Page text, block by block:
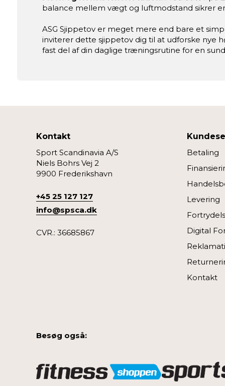
forbedre den.
Vi anvender også første- og
eller klik på “Tilpas” for at
balance mellem vægt og luftmodstand sikrer
ASG Sjippetov er meget mere end bare et
inviterer dette sjippetov dig til at udforske nye
fast del af din daglige træningsrutine for en
Kontakt
Sport Scandinavia A/S
Niels Bohrs Vej 2
9900 Frederikshavn
+45 25 127 127
info@spsca.dk
CVR.: 36685867
Betaling
Levering
Digital
Kontakt
Besøg også: